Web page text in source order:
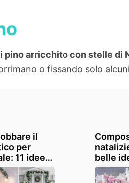
pino arricchito con stelle di
o fissando solo
il
per
11 idee
belle
fiori